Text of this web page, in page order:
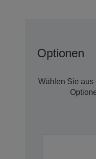
Optionen
Wählen Sie aus